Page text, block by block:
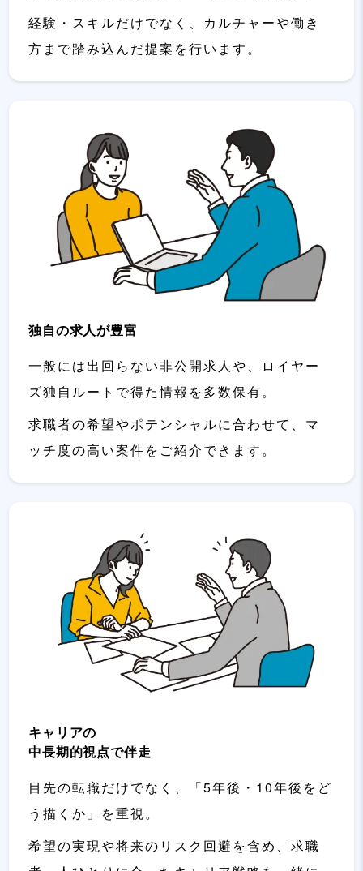
経験・スキルだけでなく、カルチャーや働き
方まで踏み込んだ提案を行います。
独自の求人が豊富
一般には出回らない非公開求人や、ロイヤー
ズ独自ルートで得た情報を多数保有。
求職者の希望やポテンシャルに合わせて、マ
ッチ度の高い案件をご紹介できます。
キャリアの
中長期的視点で伴走
目先の転職だけでなく、「5年後・10年後をど
う描くか」を重視。
希望の実現や将来のリスク回避を含め、求職